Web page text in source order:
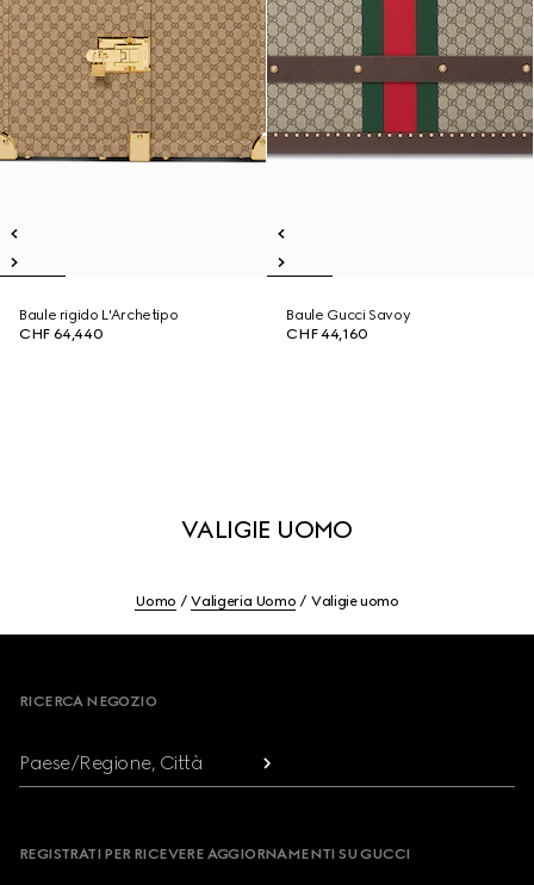
Baule rigido L'Archetipo
CHF 64,440
Baule Gucci Savoy
CHF 44,160
VALIGIE UOMO
Uomo Valigeria Uomo Valigie uomo
RICERCA NEGOZIO
Paese/Regione, Città
REGISTRATI PER RICEVERE AGGIORNAMENTI SU GUCCI